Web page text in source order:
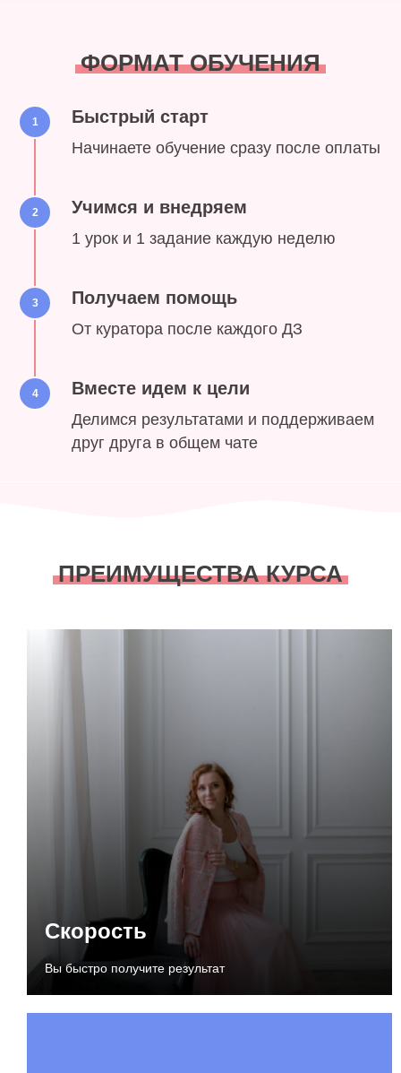
ФОРМАТ ОБУЧЕНИЯ
1 Быстрый старт
Начинаете обучение сразу после оплаты
2 Учимся и внедряем
1 урок и 1 задание каждую неделю
3 Получаем помощь
От куратора после каждого ДЗ
4 Вместе идем к цели
Делимся результатами и поддерживаем
друг друга в общем чате
ПРЕИМУЩЕСТВА КУРСА
Скорость
Вы быстро получите результат